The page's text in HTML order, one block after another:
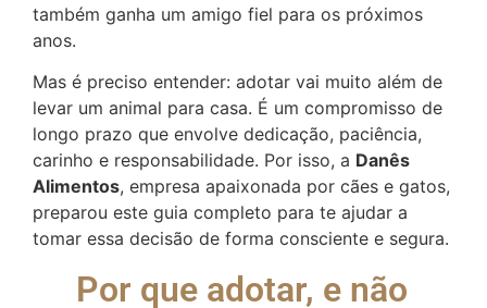
também ganha um amigo fiel para os próximos
anos.
Mas é preciso entender: adotar vai muito além de
levar um animal para casa. É um compromisso de
longo prazo que envolve dedicação, paciência,
carinho e responsabilidade. Por isso, a Danês
Alimentos, empresa apaixonada por cães e gatos,
preparou este guia completo para te ajudar a
tomar essa decisão de forma consciente e segura.
Por que adotar, e não